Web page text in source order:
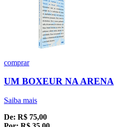
comprar
UM BOXEUR NA ARENA
Saiba mais
De: R$ 75,00